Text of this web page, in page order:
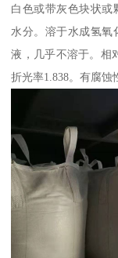
白色或带灰色块状或
水分。溶于水成氢氧
液，几乎不溶于。相
折光率1.838。有腐蚀